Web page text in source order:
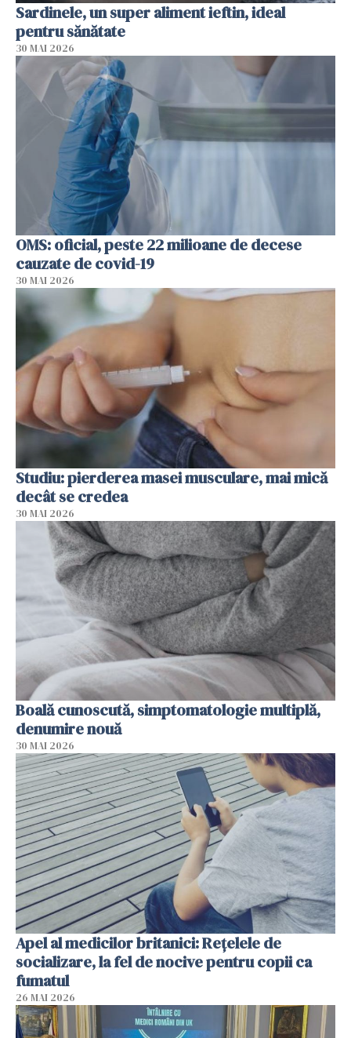
Sardinele, un super aliment ieftin, ideal
pentru sănătate
30 MAI 2026
OMS: oficial, peste 22 milioane de decese
cauzate de covid-19
30 MAI 2026
Studiu: pierderea masei musculare, mai mică
decât se credea
30 MAI 2026
Boală cunoscută, simptomatologie multiplă,
denumire nouă
30 MAI 2026
Apel al medicilor britanici: Reţelele de
socializare, la fel de nocive pentru copii ca
fumatul
26 MAI 2026